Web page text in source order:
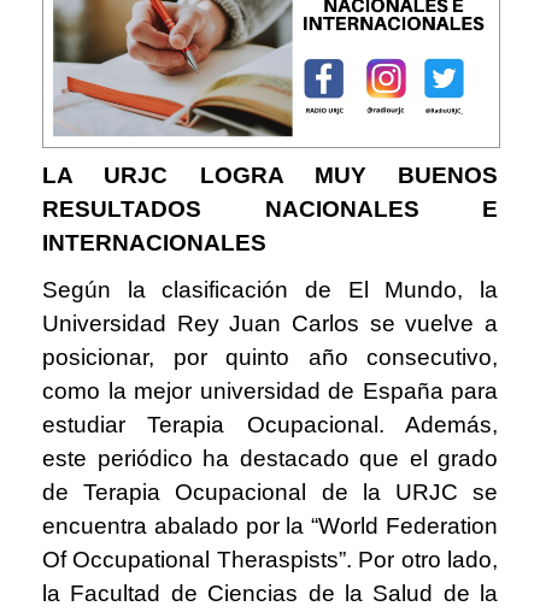
LA URJC LOGRA MUY BUENOS
RESULTADOS NACIONALES E
INTERNACIONALES
Según la clasificación de El Mundo, la
Universidad Rey Juan Carlos se vuelve a
posicionar, por quinto año consecutivo,
como la mejor universidad de España para
estudiar Terapia Ocupacional. Además,
este periódico ha destacado que el grado
de Terapia Ocupacional de la URJC se
encuentra abalado por la “World Federation
Of Occupational Theraspists”. Por otro lado,
la Facultad de Ciencias de la Salud de la